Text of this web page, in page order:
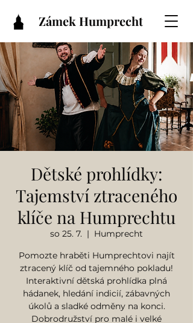
Zámek Humprecht
Dětské prohlídky:
Tajemství ztraceného
klíče na Humprechtu
so 25. 7.
  |
Humprecht
Pomozte hraběti Humprechtovi najít
ztracený klíč od tajemného pokladu!
Interaktivní dětská prohlídka plná
hádanek, hledání indicií, zábavných
úkolů a sladké odměny na konci.
Dobrodružství pro malé i velké